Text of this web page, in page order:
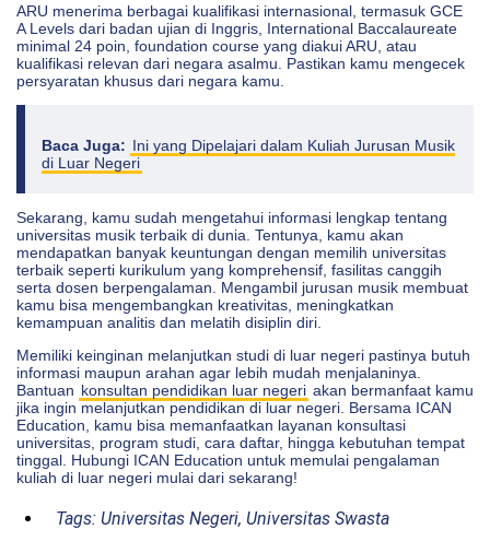
ARU menerima berbagai kualifikasi internasional, termasuk GCE
A Levels dari badan ujian di Inggris, International Baccalaureate
minimal 24 poin, foundation course yang diakui ARU, atau
kualifikasi relevan dari negara asalmu. Pastikan kamu mengecek
persyaratan khusus dari negara kamu.
Baca Juga: Ini yang Dipelajari dalam Kuliah Jurusan Musik
di Luar Negeri
Sekarang, kamu sudah mengetahui informasi lengkap tentang
universitas musik terbaik di dunia. Tentunya, kamu akan
mendapatkan banyak keuntungan dengan memilih universitas
terbaik seperti kurikulum yang komprehensif, fasilitas canggih
serta dosen berpengalaman. Mengambil jurusan musik membuat
kamu bisa mengembangkan kreativitas, meningkatkan
kemampuan analitis dan melatih disiplin diri.
Memiliki keinginan melanjutkan studi di luar negeri pastinya butuh
informasi maupun arahan agar lebih mudah menjalaninya.
Bantuan konsultan pendidikan luar negeri akan bermanfaat kamu
jika ingin melanjutkan pendidikan di luar negeri. Bersama ICAN
Education, kamu bisa memanfaatkan layanan konsultasi
universitas, program studi, cara daftar, hingga kebutuhan tempat
tinggal. Hubungi ICAN Education untuk memulai pengalaman
kuliah di luar negeri mulai dari sekarang!
Tags: Universitas Negeri, Universitas Swasta